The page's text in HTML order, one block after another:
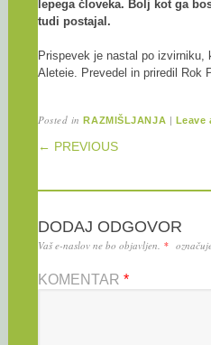
lepega človeka. Bolj kot ga
tudi postajal.
Prispevek je nastal po
Aleteie. Prevedel in priredil Rok
Posted inRAZMIŠLJANJA | Leave
POST
← PREVIOUS
DODAJ ODGOVOR
Vaš e-naslov ne bo objavljen. *
KOMENTAR *